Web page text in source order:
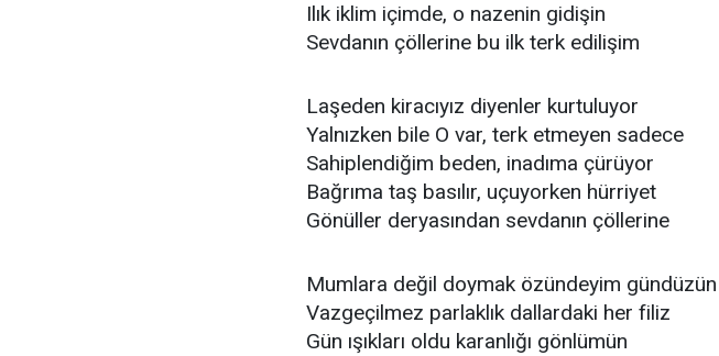
Ilık iklim içimde, o nazenin gidişin
Sevdanın çöllerine bu ilk terk edilişim
Laşeden kiracıyız diyenler kurtuluyor
Yalnızken bile O var, terk etmeyen sadece
Sahiplendiğim beden, inadıma çürüyor
Bağrıma taş basılır, uçuyorken hürriyet
Gönüller deryasından sevdanın çöllerine
Mumlara değil doymak özündeyim gündüzün
Vazgeçilmez parlaklık dallardaki her filiz
Gün ışıkları oldu karanlığı gönlümün